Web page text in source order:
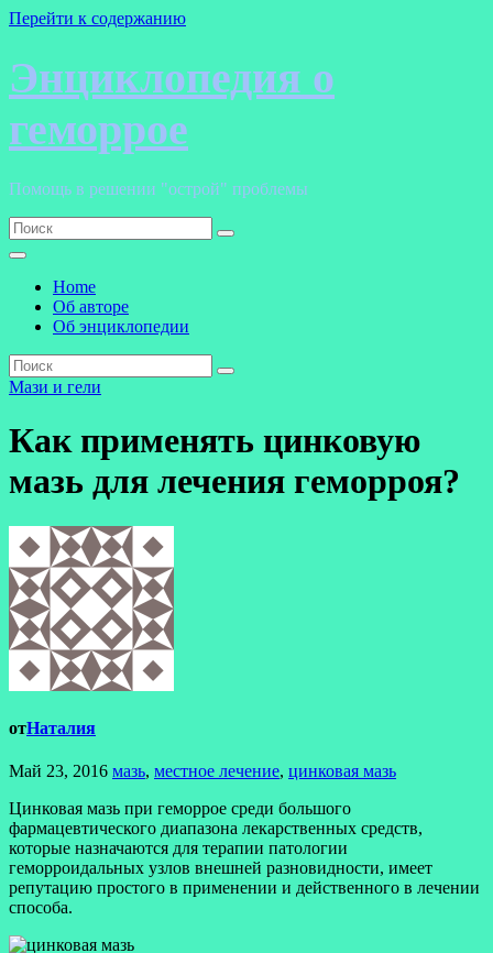
Перейти к содержанию
Энциклопедия о
геморрое
Помощь в решении "острой" проблемы
Home
Об авторе
Об энциклопедии
Мази и гели
Как применять цинковую
мазь для лечения геморроя?
отНаталия
Май 23, 2016 мазь, местное лечение, цинковая мазь
Цинковая мазь при геморрое среди большого
фармацевтического диапазона лекарственных средств,
которые назначаются для терапии патологии
геморроидальных узлов внешней разновидности, имеет
репутацию простого в применении и действенного в лечении
способа.